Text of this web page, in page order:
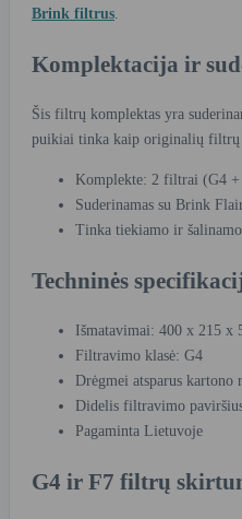
Brink filtrus.
Komplektacija ir
Šis filtrų komplektas yra
puikiai tinka kaip originalių filtrų
Komplekte: 2 filtrai (G4 +
Suderinamas su Brink
Tinka tiekiamo ir
Techninės
Išmatavimai: 400 x 215 x
Filtravimo klasė: G4
Drėgmei atsparus kartono
Didelis filtravimo
Pagaminta Lietuvoje
G4 ir F7 filtrų